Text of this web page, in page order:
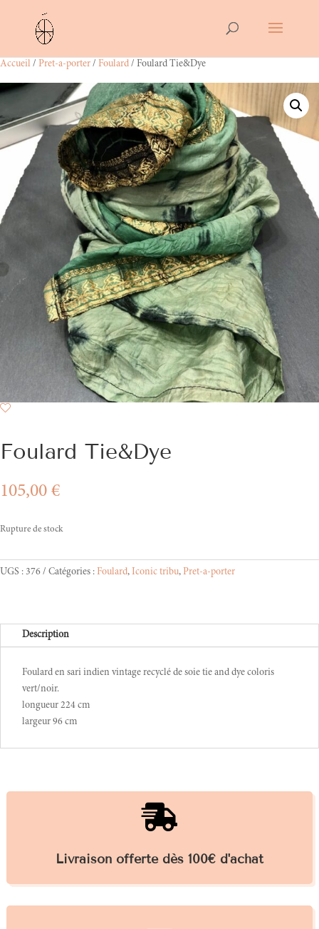
Accueil / Pret-a-porter / Foulard / Foulard Tie&Dye
Foulard Tie&Dye
105,00 €
Rupture de stock
UGS : 376 Catégories : Foulard, Iconic tribu, Pret-a-porter
Description
Foulard en sari indien vintage recyclé de soie tie and dye coloris
vert/noir.
longueur 224 cm
largeur 96 cm

Livraison offerte dès 100€ d'achat